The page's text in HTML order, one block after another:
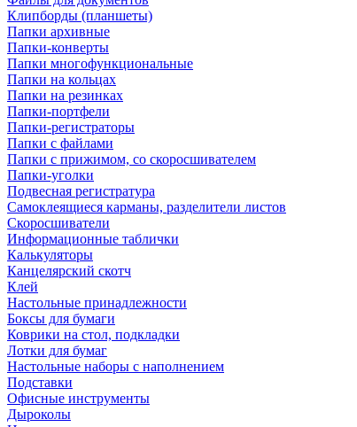
Клипборды (планшеты)
Папки архивные
Папки-конверты
Папки многофункциональные
Папки на кольцах
Папки на резинках
Папки-портфели
Папки-регистраторы
Папки с файлами
Папки с прижимом, со скоросшивателем
Папки-уголки
Подвесная регистратура
Самоклеящиеся карманы, разделители листов
Скоросшиватели
Информационные таблички
Калькуляторы
Канцелярский скотч
Клей
Настольные принадлежности
Боксы для бумаги
Коврики на стол, подкладки
Лотки для бумаг
Настольные наборы с наполнением
Подставки
Офисные инструменты
Дыроколы